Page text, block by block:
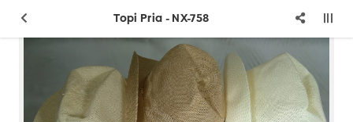
Topi Pria - NX-758